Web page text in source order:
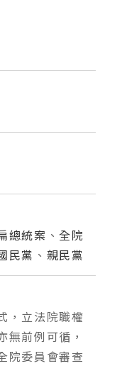
總統案 、全院
民黨 、 親民黨
，立法院職權
無前例可循，
院委員會審查